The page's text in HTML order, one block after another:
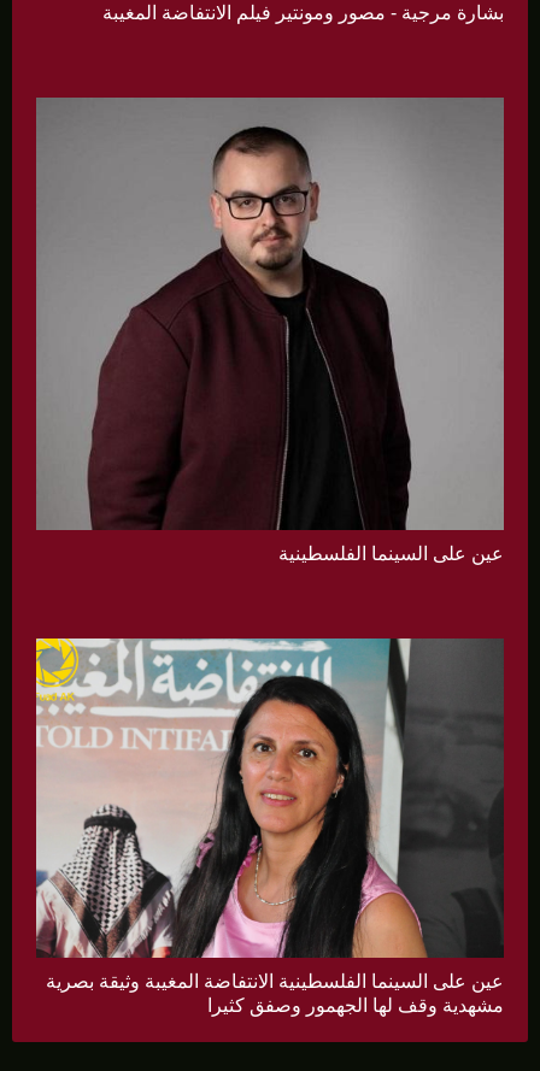
بشارة مرجية - مصور ومونتير فيلم الانتفاضة المغيبة
عين على السينما الفلسطينية
عين على السينما الفلسطينية الانتفاضة المغيبة وثيقة بصرية
مشهدية وقف لها الجهمور وصفق كثيرا